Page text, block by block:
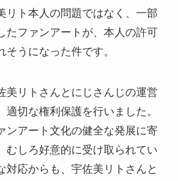
リト本人の問題ではなく、一部
たファンアートが、本人の許可
そうになった件です。
美リトさんとにじさんじの運営
適切な権利保護を行いました。
ンアート文化の健全な発展に寄
むしろ好意的に受け取られてい
対応からも、宇佐美リトさんと